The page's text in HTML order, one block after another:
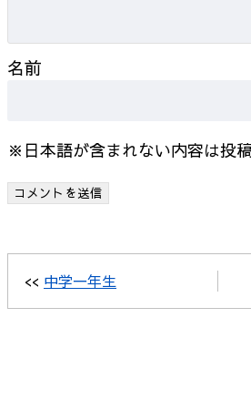
名前
※日本語が含まれない内容は投稿
<< 中学一年生